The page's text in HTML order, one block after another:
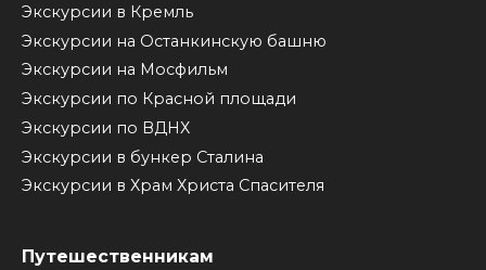
Экскурсии в Кремль
Экскурсии на Останкинскую башню
Экскурсии на Мосфильм
Экскурсии по Красной площади
Экскурсии по ВДНХ
Экскурсии в бункер Сталина
Экскурсии в Храм Христа Спасителя
Путешественникам